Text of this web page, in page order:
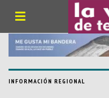
INFORMACIÓN REGIONAL